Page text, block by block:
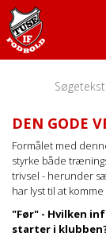
DEN GODE
Formålet med
styrke både
trivsel - herunder
har lyst til at
"Før" - Hvilken
starter i